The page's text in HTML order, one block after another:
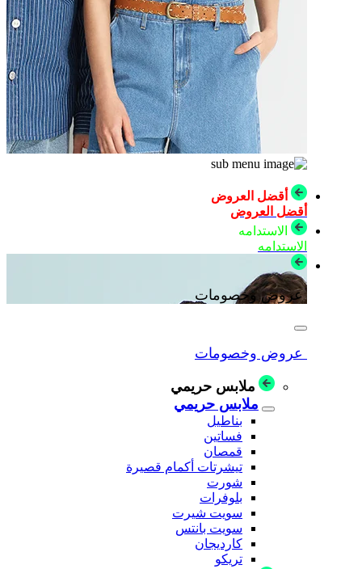
أقضل العروض
أقضل العروض
الاستدامه
الاستدامه
عروض وخصومات
عروض وخصومات
ملابس حريمي
ملابس حريمي
بناطيل
فساتين
قمصان
تيشرتات أكمام قصيرة
شورت
بلوفرات
سويت شيرت
سويت بانتس
كارديجان
تريكو